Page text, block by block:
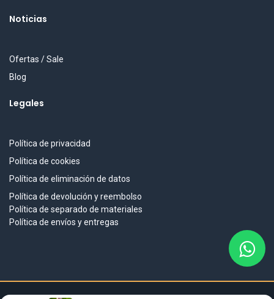
Noticias
Ofertas / Sale
Blog
Legales
Política de privacidad
Política de cookies
Política de eliminación de datos
Política de devolución y reembolso
Política de separado de materiales
Política de envíos y entregas